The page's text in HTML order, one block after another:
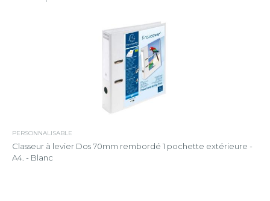
PERSONNALISABLE
Classeur à levier Dos 70mm rembordé 1 pochette extérieure -
A4. - Blanc